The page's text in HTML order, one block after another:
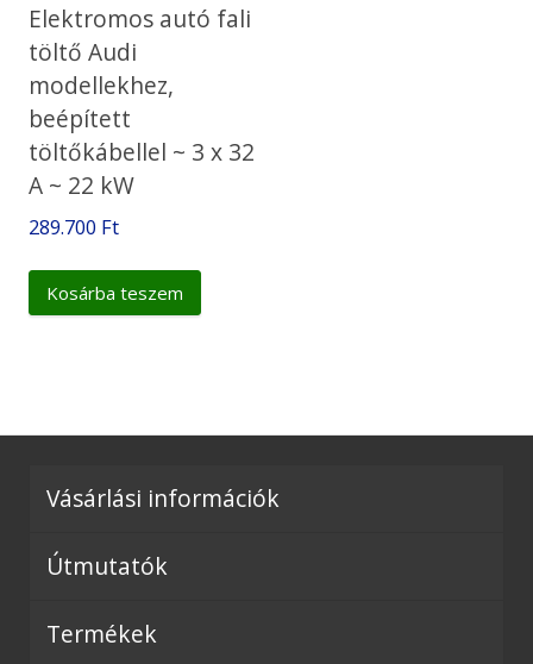
Elektromos autó fali
töltő Audi
modellekhez,
beépített
töltőkábellel ~ 3 x 32
A ~ 22 kW
289.700 Ft
Kosárba teszem
Vásárlási információk
Útmutatók
Termékek